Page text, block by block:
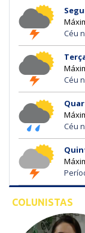
Céu
Céu
Céu
COLUNISTAS